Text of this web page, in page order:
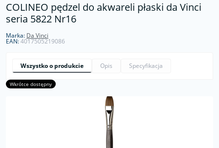
COLINEO pędzel do akwareli płaski da Vinci
seria 5822 Nr16
Marka: Da Vinci
EAN:4017505219086
Wszystko o produkcie Opis Specyfikacja
Wkrótce dostępny